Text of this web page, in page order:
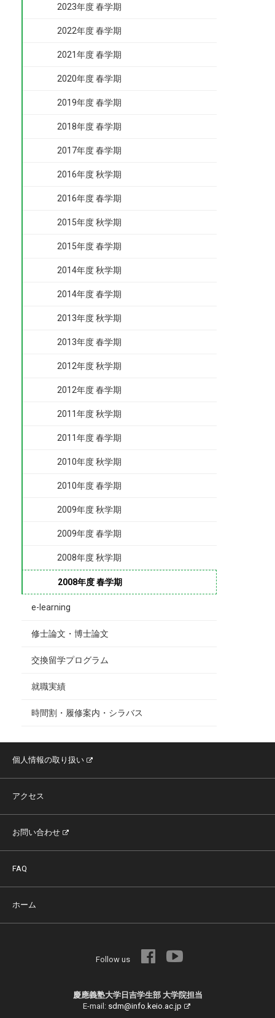
2023年度 春学期
2022年度 春学期
2021年度 春学期
2020年度 春学期
2019年度 春学期
2018年度 春学期
2017年度 春学期
2016年度 秋学期
2016年度 春学期
2015年度 秋学期
2015年度 春学期
2014年度 秋学期
2014年度 春学期
2013年度 秋学期
2013年度 春学期
2012年度 秋学期
2012年度 春学期
2011年度 秋学期
2011年度 春学期
2010年度 秋学期
2010年度 春学期
2009年度 秋学期
2009年度 春学期
2008年度 秋学期
2008年度 春学期
e-learning
修士論文・博士論文
交換留学プログラム
就職実績
時間割・履修案内・シラバス
個人情報の取り扱い
アクセス
お問い合わせ
FAQ
ホーム
Follow us
慶應義塾大学日吉学生部 大学院担当
E-mail: sdm@info.keio.ac.jp